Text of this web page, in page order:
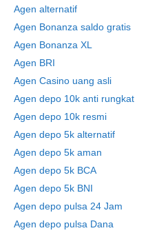
Agen alternatif
Agen Bonanza saldo gratis
Agen Bonanza XL
Agen BRI
Agen Casino uang asli
Agen depo 10k anti rungkat
Agen depo 10k resmi
Agen depo 5k alternatif
Agen depo 5k aman
Agen depo 5k BCA
Agen depo 5k BNI
Agen depo pulsa 24 Jam
Agen depo pulsa Dana